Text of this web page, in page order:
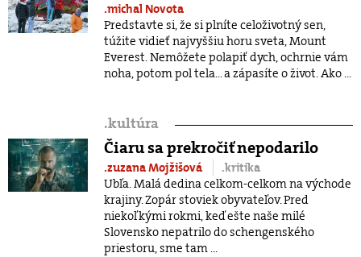
.michal Novota
Predstavte si, že si plníte celoživotný sen,
túžite vidieť najvyššiu horu sveta, Mount
Everest. Nemôžete polapiť dych, ochrnie vám
noha, potom pol tela... a zápasíte o život. Ako ...
.kultúra
Čiaru sa prekročiť nepodarilo
.zuzana Mojžišová
.kritika
Ubľa. Malá dedina celkom-celkom na východe
krajiny. Zopár stoviek obyvateľov. Pred
niekoľkými rokmi, keď ešte naše milé
Slovensko nepatrilo do schengenského
priestoru, sme tam ...